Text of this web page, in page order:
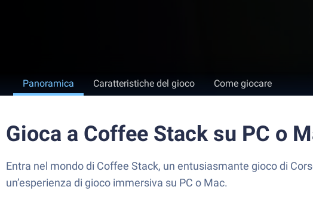
Panoramica Caratteristiche del gioco Come giocare
Gioca a Coffee Stack su PC o
Entra nel mondo di Coffee Stack, un entusiasmante gioco di
un’esperienza di gioco immersiva su PC o Mac.